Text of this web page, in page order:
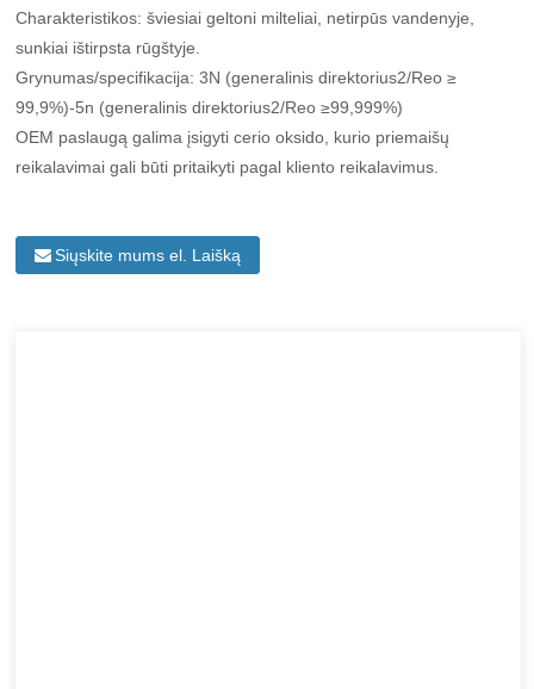
Charakteristikos: šviesiai geltoni milteliai, netirpūs vandenyje,
sunkiai ištirpsta rūgštyje.
Grynumas/specifikacija: 3N (generalinis direktorius2/Reo ≥
99,9%)-5n (generalinis direktorius2/Reo ≥99,999%)
OEM paslaugą galima įsigyti cerio oksido, kurio priemaišų
reikalavimai gali būti pritaikyti pagal kliento reikalavimus.
Siųskite mums el. Laišką